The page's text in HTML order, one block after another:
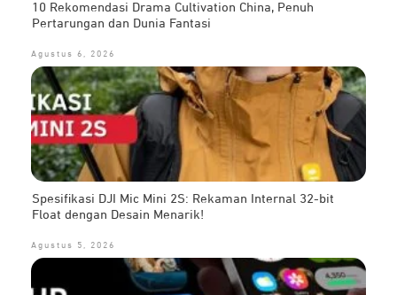
10 Rekomendasi Drama Cultivation China, Penuh
Pertarungan dan Dunia Fantasi
Agustus 6, 2026
Spesifikasi DJI Mic Mini 2S: Rekaman Internal 32-bit
Float dengan Desain Menarik!
Agustus 5, 2026